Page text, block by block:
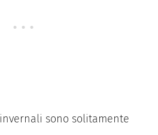
sono solitamente